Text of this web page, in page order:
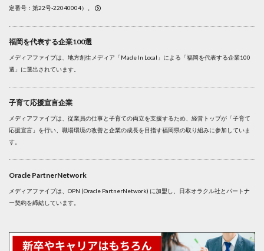
定番号：第22号-22040004）。
福岡を代表する企業100選
メディアファイブは、地方創生メディア「Made In Local」による「福岡を代表する企業100
選」に選出されています。
子育て応援宣言企業
メディアファイブは、従業員の仕事と子育ての両立を支援するため、経営トップが「子育て
応援宣言」を行い、職場環境の改善と企業の成長を目指す福岡県の取り組みに参加していま
す。
Oracle PartnerNetwork
メディアファイブは、OPN (Oracle PartnerNetwork) に加盟し、日本オラクル社とパートナ
ー契約を締結しています。